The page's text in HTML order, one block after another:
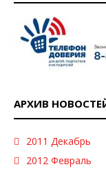
АРХИВ
2011 Декабрь
2012 Февраль